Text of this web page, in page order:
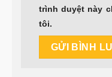
trình duyệt này
tôi.